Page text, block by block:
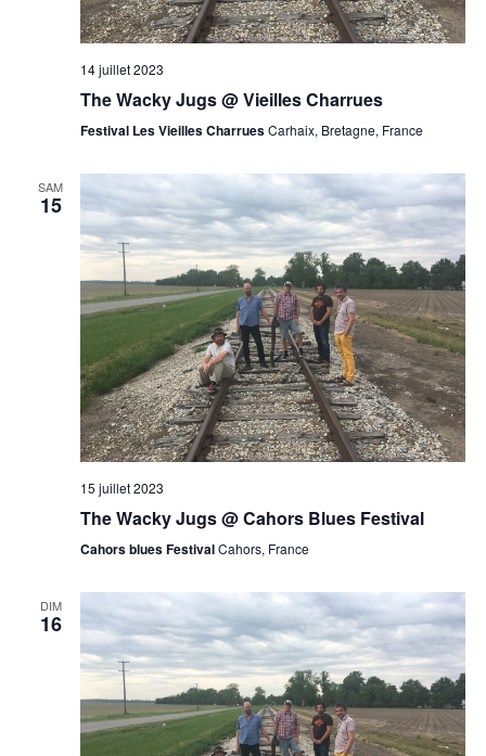
14 juillet 2023
The Wacky Jugs @ Vieilles Charrues
Festival Les Vieilles CharruesCarhaix, Bretagne, France
SAM
15
15 juillet 2023
The Wacky Jugs @ Cahors Blues Festival
Cahors blues FestivalCahors, France
DIM
16